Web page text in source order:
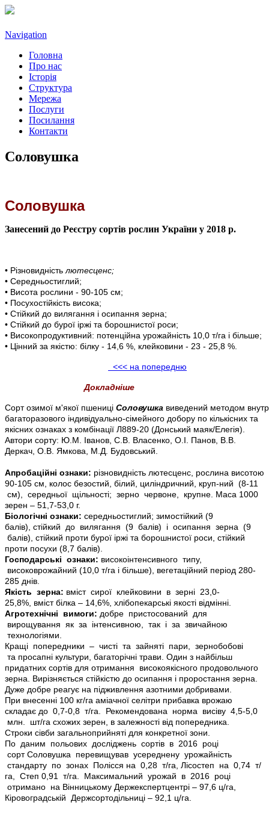
Navigation
Головна
Про нас
Історія
Структура
Мережа
Послуги
Посилання
Контакти
Соловушка
Соловушка
Занесений до Реєстру сортів рослин України у 2018 р.
• Різновидністьлютесценс;
• Середньостиглий;
• Висота рослини - 90-105 см;
• Посухостійкість висока;
• Стійкий до вилягання і осипання зерна;
• Стійкий до бурої іржі та борошнистої роси;
• Високопродуктивний: потенційна урожайність 10,0 т/га і більше;
• Цінний за якістю: білку - 14,6 %, клейковини - 23 - 25,8 %.
<<< на попередню
Докладніше
Сорт озимої м'якої пшениці Соловушка виведений методом
багаторазового індивідуально-сімейного добору по кількісних та
якісних ознаках з комбінації Л889-20 (Донський маяк/Елегія).
Автори сорту: Ю.М. Іванов, С.В. Власенко, О.І. Панов, В.В.
Деркач, О.В. Ямкова, М.Д. Будовський.
Апробаційні ознаки: різновидність лютесценс, рослина висотою
90-105 см, колос безостий, білий, циліндричний, круп-ний (8-11
см), середньої щільності; зерно червоне, крупне. Маса 1000
зерен – 51,7-53,0 г.
Біологічні ознаки: середньостиглий; зимостійкий (9
балів), стійкий до вилягання (9 балів) і осипання зерна (9
балів), стійкий проти бурої іржі та борошнистої роси, стійкий
проти посухи (8,7 балів).
Господарські ознаки: високоінтенсивного типу,
високоврожайний (10,0 т/га і більше), вегетаційний період 280-
285 днів.
Якість зерна: вміст сирої клейковини в зерні 23,0-
25,8%, вміст білка – 14,6%, хлібопекарські якості відмінні.
Агротехнічні вимоги: добре пристосований для
вирощування як за інтенсивною, так і за звичайною
технологіями.
Кращі попередники – чисті та зайняті пари, зернобобові
та просапні культури, багаторічні трави. Один з найбільш
придатних сортів для отримання високоякісного продовольчого
зерна. Вирізняється стійкістю до осипання і проростання зерна.
Дуже добре реагує на підживлення азотними добривами.
При внесенні 100 кг/га аміачної селітри прибавка врожаю
складає до 0,7-0,8 т/га. Рекомендована норма висіву 4,5-5,0
млн. шт/га схожих зерен, в залежності від попередника.
Строки сівби загальноприйняті для конкретної зони.
По даним польових досліджень сортів в 2016 році
сортСоловушка перевищував усереднену урожайність
стандарту по зонах Полісся на 0,28 т/га, Лісостеп на 0,74 т/
га, Степ 0,91 т/га. Максимальний урожай в 2016 році
отримано на Вінницькому Держекспертцентрі – 97,6 ц/га,
Кіровоградській Держсортодільниці – 92,1 ц/га.